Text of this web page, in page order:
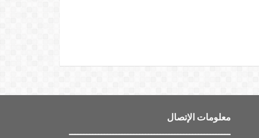
معلومات الإتصال
ـــــــــــــــــــــــــــــــــــــــــــــــــــــــ